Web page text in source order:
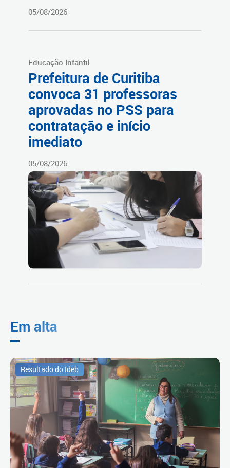
05/08/2026
Educação Infantil
Prefeitura de Curitiba
convoca 31 professoras
aprovadas no PSS para
contratação e início
imediato
05/08/2026
Em alta
Resultado do Ideb